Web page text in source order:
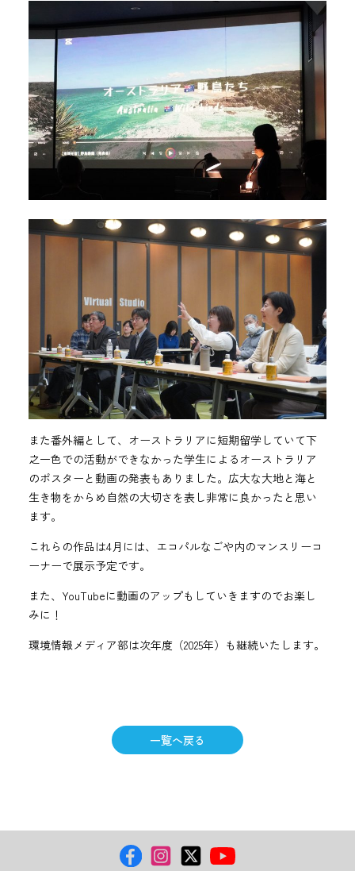
また番外編として、オーストラリアに短期留学していて下
之一色での活動ができなかった学生によるオーストラリア
のポスターと動画の発表もありました。広大な大地と海と
生き物をからめ自然の大切さを表し非常に良かったと思い
ます。
これらの作品は4月には、エコパルなごや内のマンスリーコ
ーナーで展示予定です。
また、YouTubeに動画のアップもしていきますのでお楽し
みに！
環境情報メディア部は次年度（2025年）も継続いたします。
一覧へ戻る